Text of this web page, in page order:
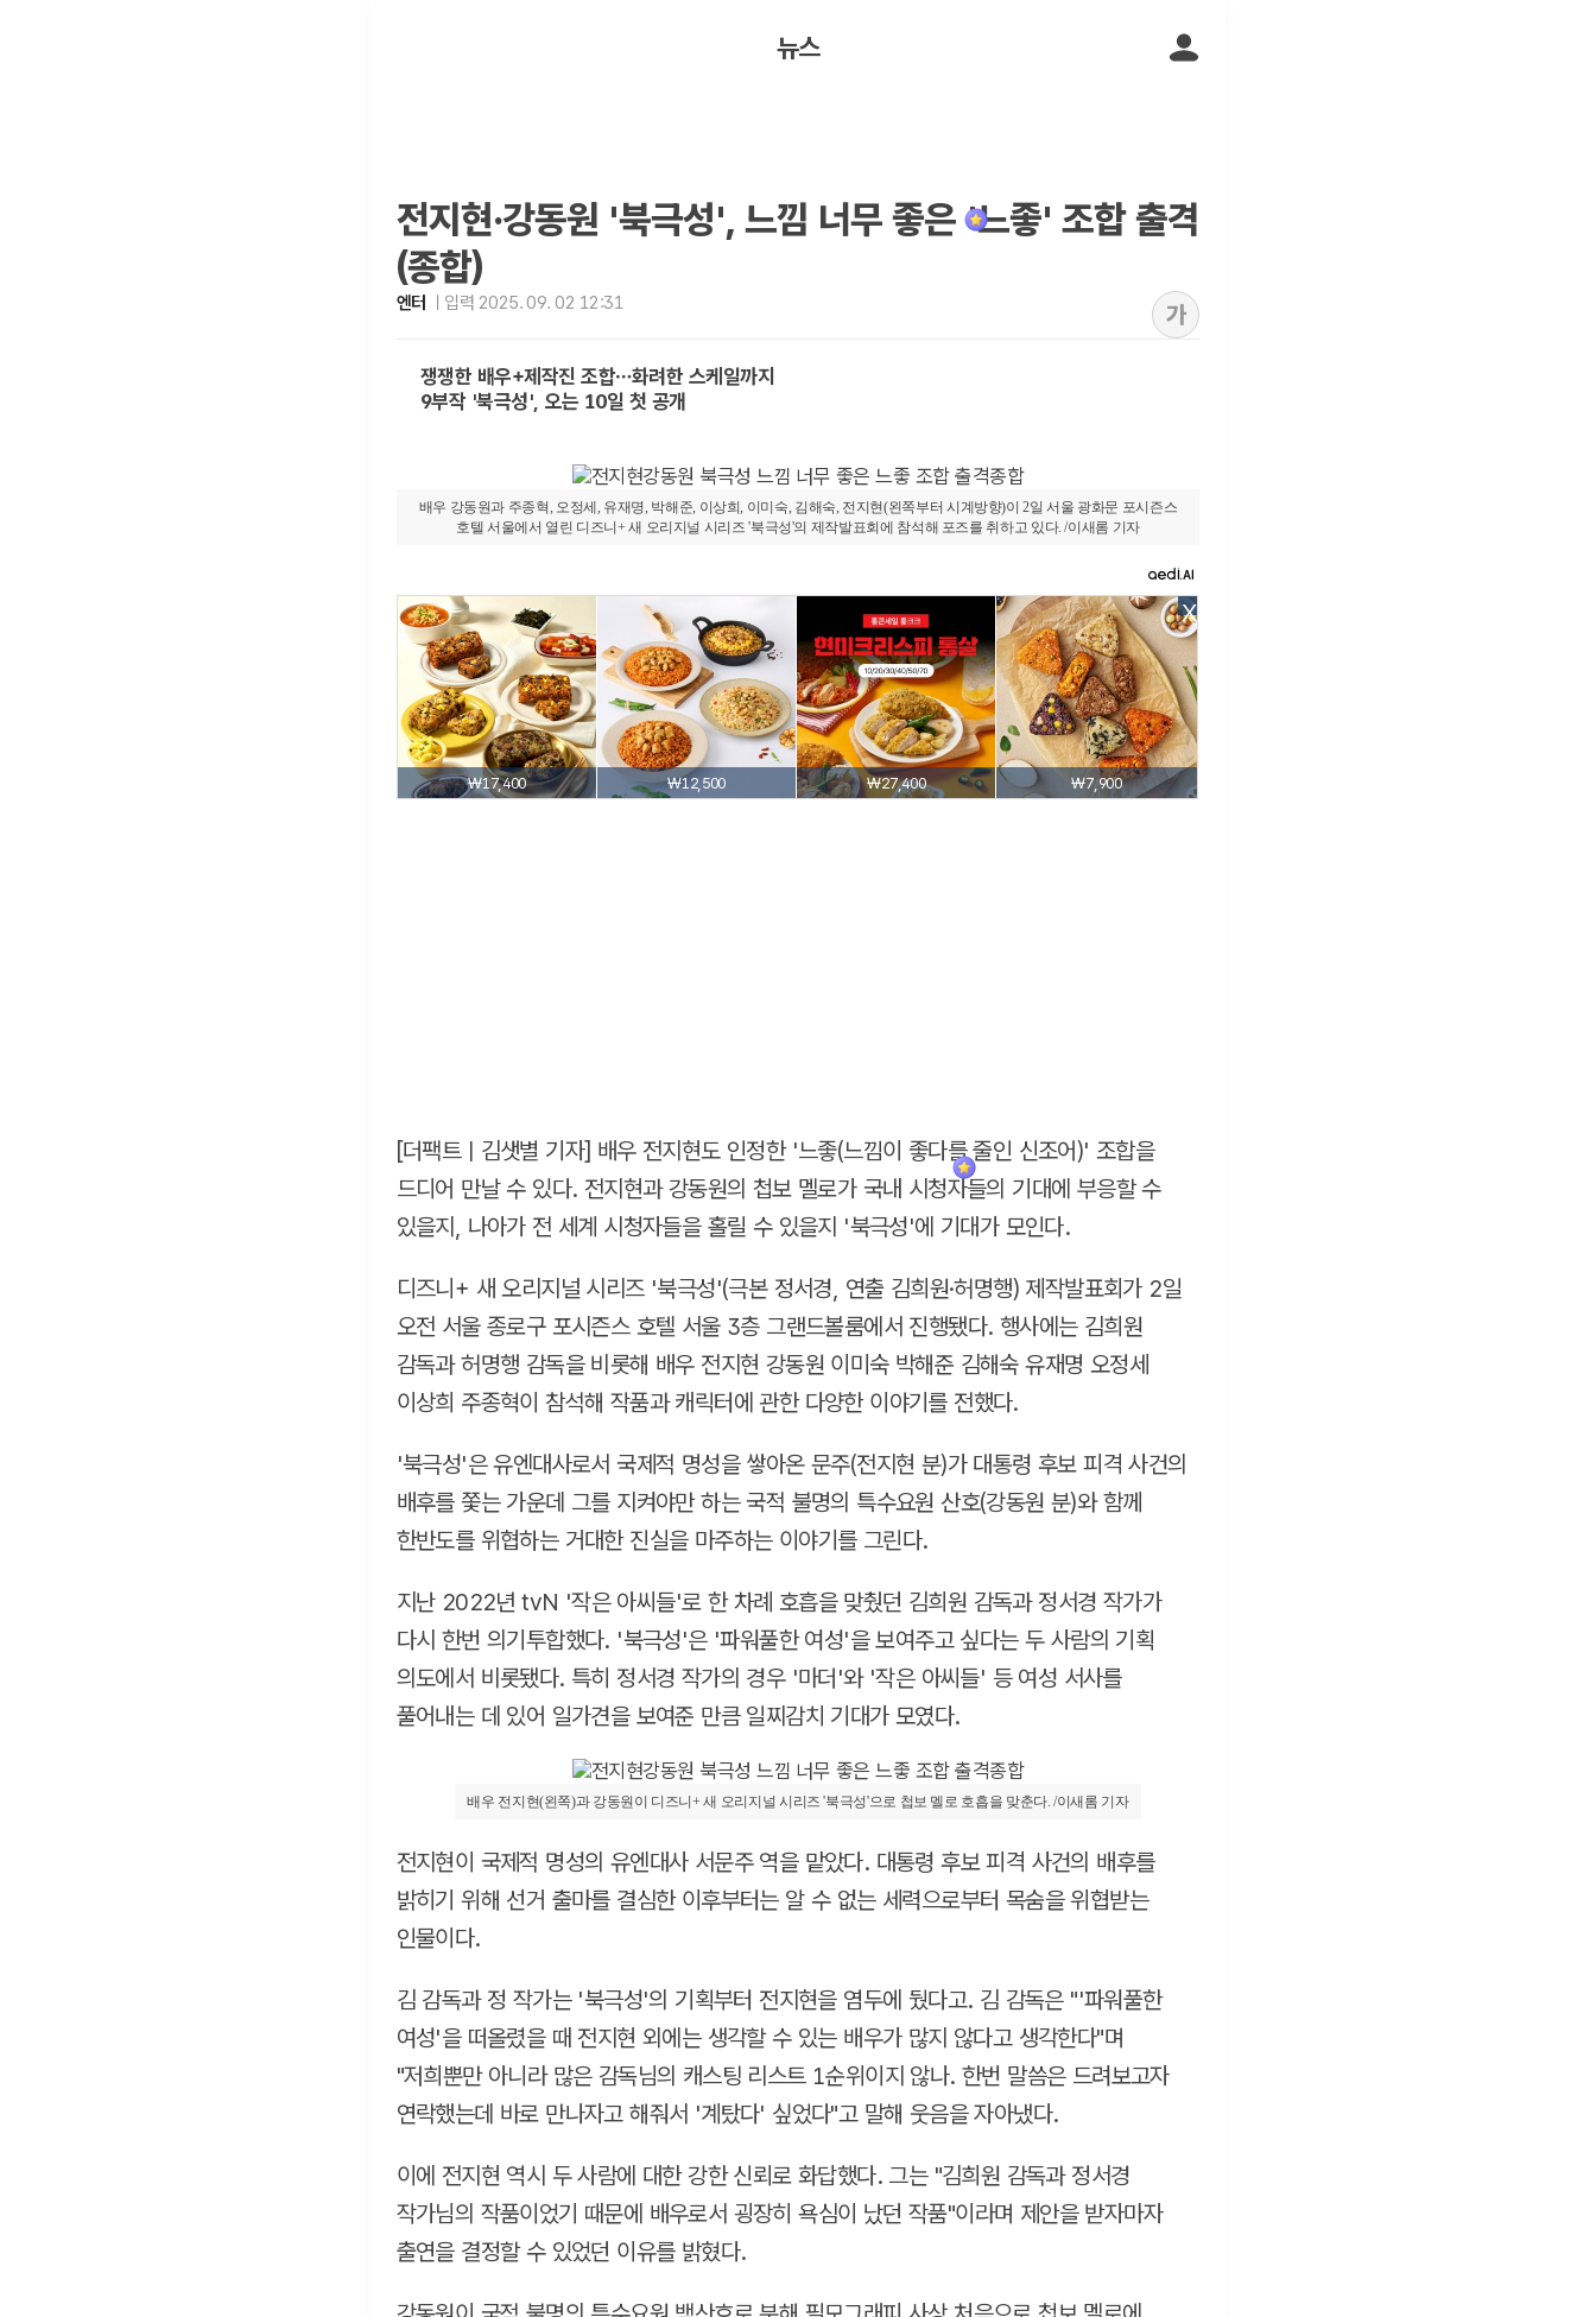
뉴스
전지현·강동원 '북극성', 느낌 너무 좋은 '느좋' 조합 출격
(종합)
엔터 입력 2025. 09. 02 12:31 가
쟁쟁한 배우+제작진 조합…화려한 스케일까지
9부작 '북극성', 오는 10일 첫 공개
배우 강동원과 주종혁, 오정세, 유재명, 박해준, 이상희, 이미숙, 김해숙, 전지현(왼쪽부터 시계방향)이 2일 서울 광화문 포시즌스
호텔 서울에서 열린 디즈니+ 새 오리지널 시리즈 '북극성'의 제작발표회에 참석해 포즈를 취하고 있다. /이새롬 기자
X
₩17,400 ₩12,500 ₩27,400 ₩7,900
[더팩트ㅣ김샛별 기자] 배우 전지현도 인정한 '느좋(느낌이 좋다를 줄인 신조어)' 조합을
드디어 만날 수 있다. 전지현과 강동원의 첩보 멜로가 국내 시청자들의 기대에 부응할 수
있을지, 나아가 전 세계 시청자들을 홀릴 수 있을지 '북극성'에 기대가 모인다.
디즈니+ 새 오리지널 시리즈 '북극성'(극본 정서경, 연출 김희원·허명행) 제작발표회가 2일
오전 서울 종로구 포시즌스 호텔 서울 3층 그랜드볼룸에서 진행됐다. 행사에는 김희원
감독과 허명행 감독을 비롯해 배우 전지현 강동원 이미숙 박해준 김해숙 유재명 오정세
이상희 주종혁이 참석해 작품과 캐릭터에 관한 다양한 이야기를 전했다.
'북극성'은 유엔대사로서 국제적 명성을 쌓아온 문주(전지현 분)가 대통령 후보 피격 사건의
배후를 쫓는 가운데 그를 지켜야만 하는 국적 불명의 특수요원 산호(강동원 분)와 함께
한반도를 위협하는 거대한 진실을 마주하는 이야기를 그린다.
지난 2022년 tvN '작은 아씨들'로 한 차례 호흡을 맞췄던 김희원 감독과 정서경 작가가
다시 한번 의기투합했다. '북극성'은 '파워풀한 여성'을 보여주고 싶다는 두 사람의 기획
의도에서 비롯됐다. 특히 정서경 작가의 경우 '마더'와 '작은 아씨들' 등 여성 서사를
풀어내는 데 있어 일가견을 보여준 만큼 일찌감치 기대가 모였다.
배우 전지현(왼쪽)과 강동원이 디즈니+ 새 오리지널 시리즈 '북극성'으로 첩보 멜로 호흡을 맞춘다. /이새롬 기자
전지현이 국제적 명성의 유엔대사 서문주 역을 맡았다. 대통령 후보 피격 사건의 배후를
밝히기 위해 선거 출마를 결심한 이후부터는 알 수 없는 세력으로부터 목숨을 위협받는
인물이다.
김 감독과 정 작가는 '북극성'의 기획부터 전지현을 염두에 뒀다고. 김 감독은 "'파워풀한
여성'을 떠올렸을 때 전지현 외에는 생각할 수 있는 배우가 많지 않다고 생각한다"며
"저희뿐만 아니라 많은 감독님의 캐스팅 리스트 1순위이지 않나. 한번 말씀은 드려보고자
연락했는데 바로 만나자고 해줘서 '계탔다' 싶었다"고 말해 웃음을 자아냈다.
이에 전지현 역시 두 사람에 대한 강한 신뢰로 화답했다. 그는 "김희원 감독과 정서경
작가님의 작품이었기 때문에 배우로서 굉장히 욕심이 났던 작품"이라며 제안을 받자마자
출연을 결정할 수 있었던 이유를 밝혔다.